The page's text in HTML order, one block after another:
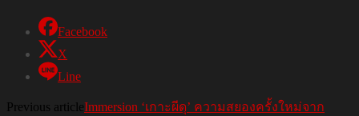
Facebook
X
Line
Previous articleImmersion ‘เกาะผีดุ’ ความสยองครั้งใหม่จาก